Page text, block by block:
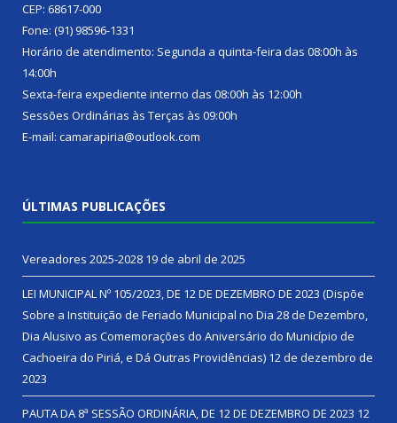
CEP: 68617-000
Fone: (91) 98596-1331
Horário de atendimento: Segunda a quinta-feira das 08:00h às
14:00h
Sexta-feira expediente interno das 08:00h às 12:00h
Sessões Ordinárias às Terças às 09:00h
E-mail: camarapiria@outlook.com
ÚLTIMAS PUBLICAÇÕES
Vereadores 2025-2028 19 de abril de 2025
LEI MUNICIPAL Nº 105/2023, DE 12 DE DEZEMBRO DE 2023 (Dispõe
Sobre a Instituição de Feriado Municipal no Dia 28 de Dezembro,
Dia Alusivo as Comemorações do Aniversário do Município de
Cachoeira do Piriá, e Dá Outras Providências) 12 de dezembro de
2023
PAUTA DA 8ª SESSÃO ORDINÁRIA, DE 12 DE DEZEMBRO DE 2023 12